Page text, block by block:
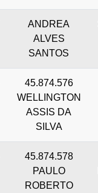
ANDREA
ALVES
SANTOS
45.874.576
WELLINGTON
ASSIS DA
SILVA
45.874.578
PAULO
ROBERTO